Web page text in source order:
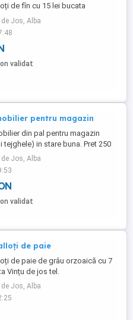
de fîn cu 15 lei bucata
Jos, Alba
validat
pentru magazin
din pal pentru magazin
tejghele) in stare buna. Pret 250
Jos, Alba
validat
de paie
de paie de grâu orzoaică cu 7
Vințu de jos tel.
Jos, Alba